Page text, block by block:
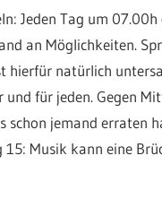
Jeden Tag um
an Möglichkeiten.
natürlich
für jeden. Gegen
schon jemand
Musik kann eine